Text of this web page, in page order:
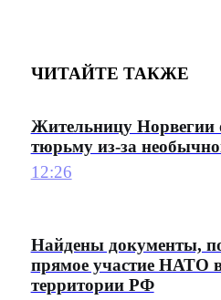
ЧИТАЙТЕ ТАКЖЕ
Жительницу Норвегии
тюрьму из-за
12:26
Найдены документы,
прямое участие НАТО
территории РФ